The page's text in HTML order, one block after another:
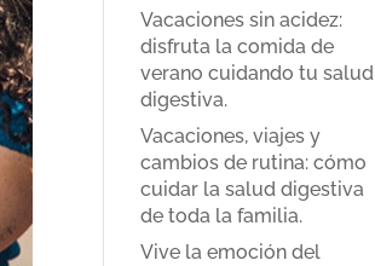
Vacaciones sin acidez:
disfruta la comida de
verano cuidando tu salud
digestiva.
Vacaciones, viajes y
cambios de rutina: cómo
cuidar la salud digestiva
de toda la familia.
Vive la emoción del